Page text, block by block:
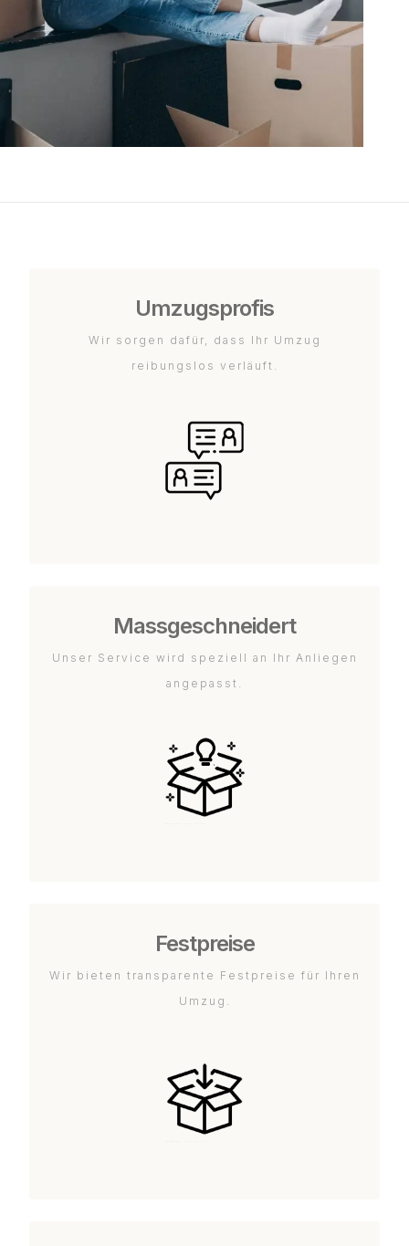
Umzugsprofis
Wir sorgen dafür, dass Ihr Umzug
reibungslos verläuft.
Massgeschneidert
Unser Service wird speziell an Ihr Anliegen
angepasst.
Festpreise
Wir bieten transparente Festpreise für Ihren
Umzug.